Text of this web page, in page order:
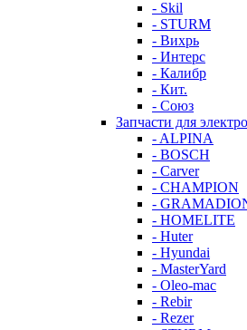
- Skil
- STURM
- Вихрь
- Интерс
- Калибр
- Кит.
- Союз
Запчасти для
- ALPINA
- BOSCH
- Carver
- CHAMPION
-
- HOMELITE
- Huter
- Hyundai
- MasterYard
- Oleo-mac
- Rebir
- Rezer